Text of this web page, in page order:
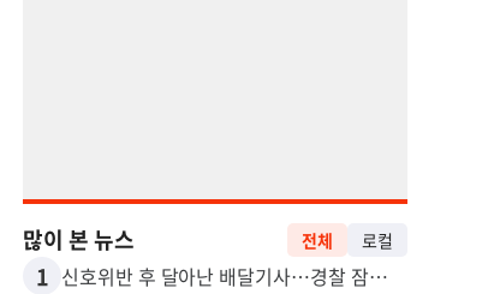
많이 본 뉴스 전체 로컬
1 신호위반 후 달아난 배달기사…경찰 잠복해 잡고보니 ‘반전’